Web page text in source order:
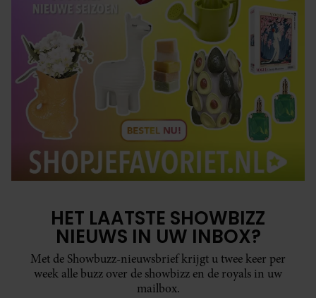
HET LAATSTE SHOWBIZZ
NIEUWS IN UW INBOX?
Met de Showbuzz-nieuwsbrief krijgt u twee keer per
week alle buzz over de showbizz en de royals in uw
mailbox.